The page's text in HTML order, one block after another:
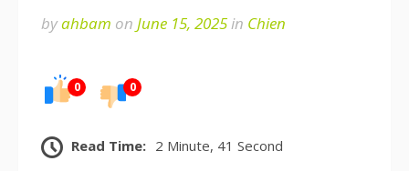
byahbam on June 15, 2025in Chien
0 0
Read Time: 2 Minute, 41 Second